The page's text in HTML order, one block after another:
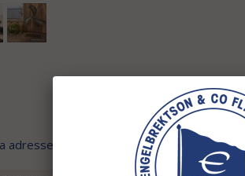
adressen